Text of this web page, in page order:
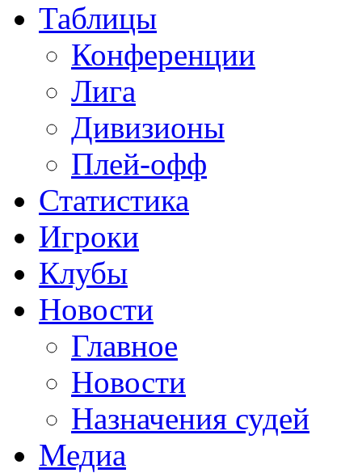
Таблицы
Конференции
Лига
Дивизионы
Плей-офф
Статистика
Игроки
Клубы
Новости
Главное
Новости
Назначения судей
Медиа